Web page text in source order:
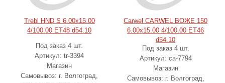
Trebl HND S 6.00x15.00
4/100.00 ET48 d54.10
Под заказ 4 шт.
Артикул: tr-3394
Магазин
Самовывоз: г. Волгоград,
Carwel CARWEL ВОЖЕ 150
6.00x15.00 4/100.00 ET46
d54.10
Под заказ 4 шт.
Артикул: ca-7794
Магазин
Самовывоз: г. Волгоград,